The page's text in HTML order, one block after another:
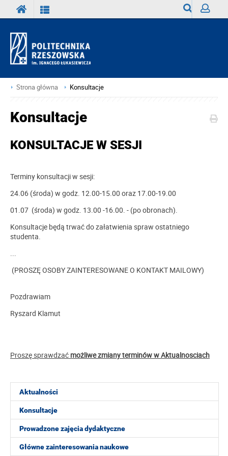
Strona główna Konsultacje
Aktualności
Konsultacje
Prowadzone zajęcia dydaktyczne
Główne zainteresowania naukowe
Konsultacje
KONSULTACJE W SESJI
Terminy konsultacji w sesji:
24.06 (środa) w godz. 12.00-15.00 oraz 17.00-19.00
01.07 (środa) w godz. 13.00 -16.00. - (po obronach).
Konsultacje będą trwać do załatwienia spraw ostatniego
studenta.
(PROSZĘ OSOBY ZAINTERESOWANE O KONTAKT MAILOWY)
Pozdrawiam
Ryszard Klamut
Proszę sprawdzać możliwe zmiany terminów w Aktualnosciach